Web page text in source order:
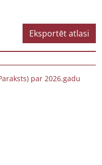
Eksportēt atlasi
par 2026.gadu